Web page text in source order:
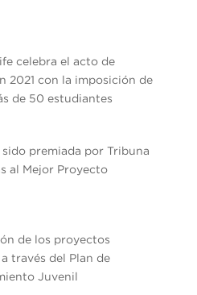
celebra el acto de
2021 con la imposición de
de 50 estudiantes
sido premiada por Tribuna
al Mejor Proyecto
de los proyectos
través del Plan de
Juvenil